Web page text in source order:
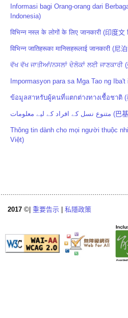
Informasi bagi Orang-orang dari
Indonesia)
विभिन्न नस्ल के लोगों के लिए जानकारी (印度文
विभिन्न जातिहरूका मानिसहरूलाई जानकारी (尼
ਵੱਖ ਵੱਖ ਜਾਤੀਆਂ/ਨਸਲਾਂ ਦੇਲੋਕਾਂ ਲਈ ਜਾਣਕਾਰੀ (
Impormasyon para sa Mga Tao ng
ข้อมูลสาหรับผู้คนที่แตกต่างทางเชื้อชาติ
Thông tin dành cho mọi người thuộc
Việt)
2017 ©| 重要告示 私隱政策